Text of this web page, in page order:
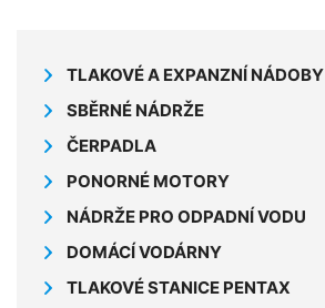
TLAKOVÉ A EXPANZNÍ NÁDOBY
SBĚRNÉ NÁDRŽE
ČERPADLA
PONORNÉ MOTORY
NÁDRŽE PRO ODPADNÍ VODU
DOMÁCÍ VODÁRNY
TLAKOVÉ STANICE PENTAX